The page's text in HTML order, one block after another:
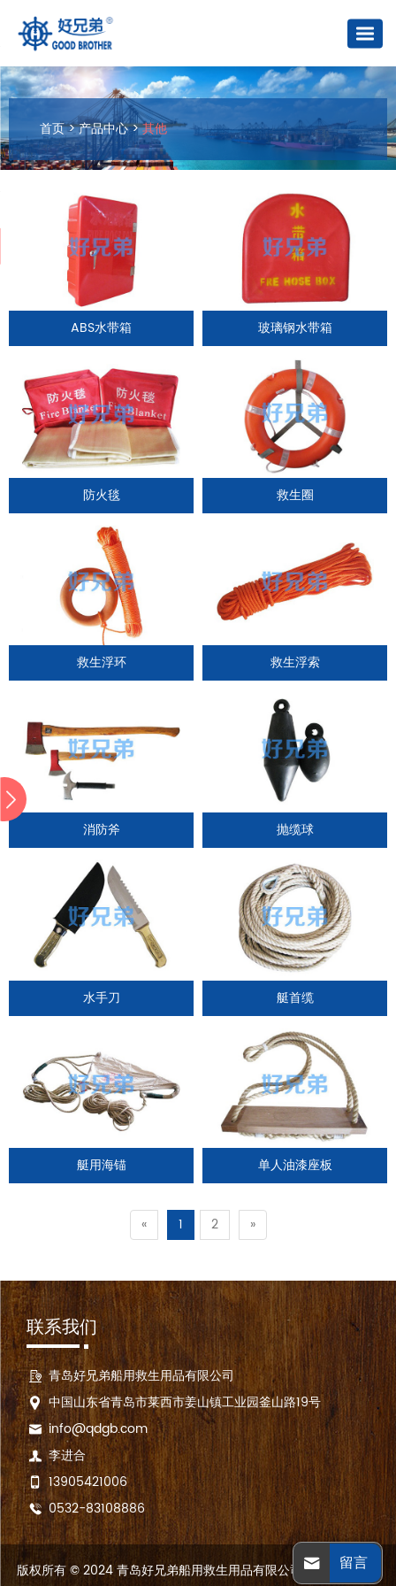
首页>产品中心>其他
ABS水带箱 玻璃钢水带箱
防火毯 救生圈
救生浮环 救生浮索
消防斧 抛缆球
水手刀 艇首缆
艇用海锚 单人油漆座板
« 1 2 »
留言
联系我们
青岛好兄弟船用救生用品有限公司
中国山东省青岛市莱西市姜山镇工业园釜山路19号
info@qdgb.com
李进合
13905421006
0532-83108886
版权所有 © 2024 青岛好兄弟船用救生用品有限公司 保留所有权利